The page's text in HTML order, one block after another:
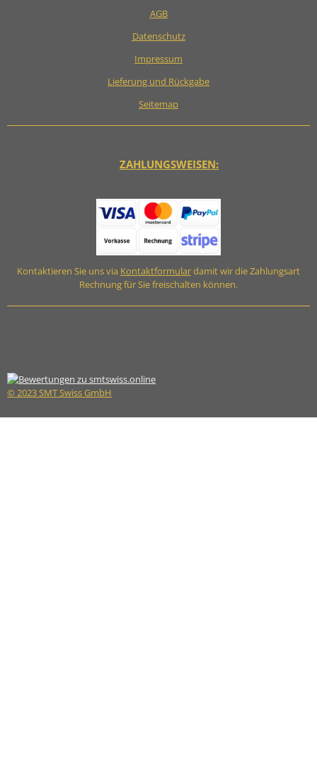
AGB
Datenschutz
Impressum
Lieferung und Rückgabe
Seitemap
ZAHLUNGSWEISEN:
Kontaktieren Sie uns via Kontaktformulardamit wir die Zahlungsart
Rechnung für Sie freischalten können.
© 2023 SMT Swiss GmbH